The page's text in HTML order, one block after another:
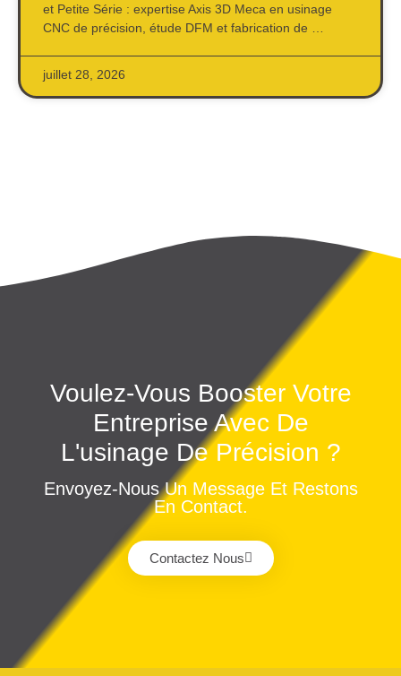
et Petite Série : expertise Axis 3D Meca en usinage
CNC de précision, étude DFM et fabrication de …
juillet 28, 2026
Voulez-Vous Booster Votre
Entreprise Avec De
L'usinage De Précision ?
Envoyez-Nous Un Message Et Restons
En Contact.
Contactez Nous